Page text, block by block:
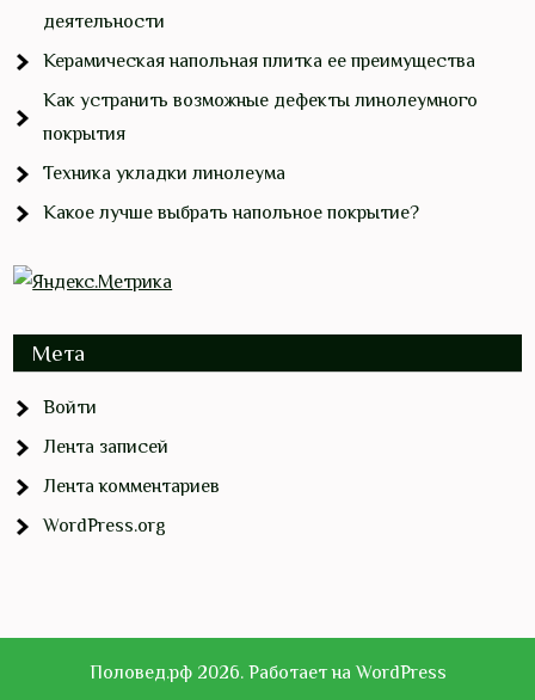
деятельности
Керамическая напольная плитка ее преимущества
Как устранить возможные дефекты линолеумного
покрытия
Техника укладки линолеума
Какое лучше выбрать напольное покрытие?
Мета
Войти
Лента записей
Лента комментариев
WordPress.org
Половед.рф 2026. Работает на WordPress